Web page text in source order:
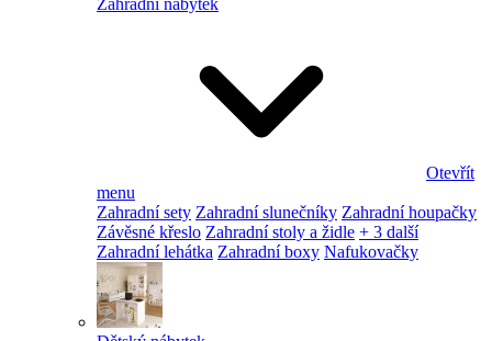
Zahradní nábytek
Otevřít
menu
Zahradní sety Zahradní slunečníky Zahradní houpačky
Závěsné křeslo Zahradní stoly a židle + 3 další
Zahradní lehátka Zahradní boxy Nafukovačky